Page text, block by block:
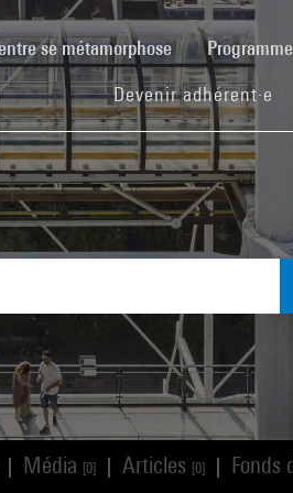
se métamorphose(current)Programme
Devenir adhérent·e
Média [0] Articles [0] Fonds